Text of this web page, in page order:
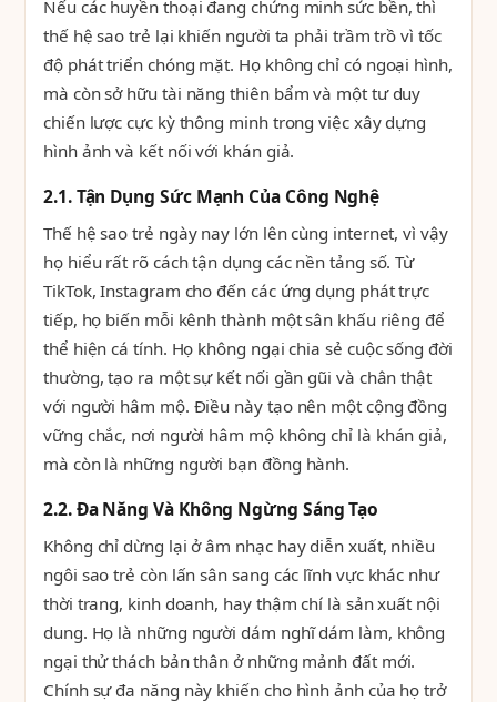
Nếu các huyền thoại đang chứng minh sức bền, thì
thế hệ sao trẻ lại khiến người ta phải trầm trồ vì tốc
độ phát triển chóng mặt. Họ không chỉ có ngoại hình,
mà còn sở hữu tài năng thiên bẩm và một tư duy
chiến lược cực kỳ thông minh trong việc xây dựng
hình ảnh và kết nối với khán giả.
2.1. Tận Dụng Sức Mạnh Của Công Nghệ
Thế hệ sao trẻ ngày nay lớn lên cùng internet, vì vậy
họ hiểu rất rõ cách tận dụng các nền tảng số. Từ
TikTok, Instagram cho đến các ứng dụng phát trực
tiếp, họ biến mỗi kênh thành một sân khấu riêng để
thể hiện cá tính. Họ không ngại chia sẻ cuộc sống đời
thường, tạo ra một sự kết nối gần gũi và chân thật
với người hâm mộ. Điều này tạo nên một cộng đồng
vững chắc, nơi người hâm mộ không chỉ là khán giả,
mà còn là những người bạn đồng hành.
2.2. Đa Năng Và Không Ngừng Sáng Tạo
Không chỉ dừng lại ở âm nhạc hay diễn xuất, nhiều
ngôi sao trẻ còn lấn sân sang các lĩnh vực khác như
thời trang, kinh doanh, hay thậm chí là sản xuất nội
dung. Họ là những người dám nghĩ dám làm, không
ngại thử thách bản thân ở những mảnh đất mới.
Chính sự đa năng này khiến cho hình ảnh của họ trở